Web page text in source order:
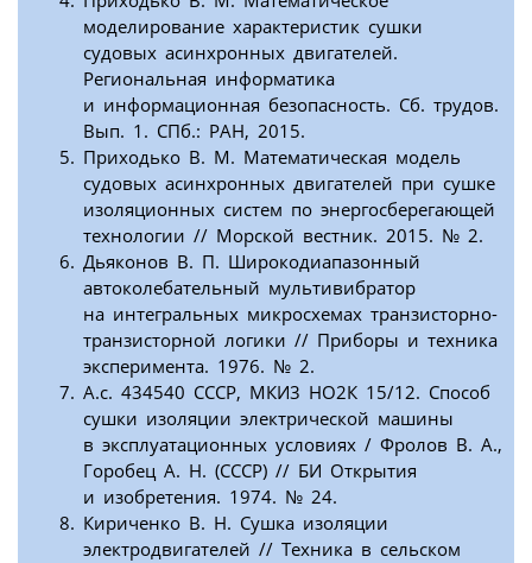
моделирование характеристик сушки
судовых асинхронных двигателей.
Региональная информатика
и информационная безопасность. Сб. трудов.
Вып. 1. СПб.: РАН, 2015.
Приходько В. М. Математическая модель
судовых асинхронных двигателей при сушке
изоляционных систем по энергосберегающей
технологии // Морской вестник. 2015. № 2.
Дьяконов В. П. Широкодиапазонный
автоколебательный мультивибратор
на интегральных микросхемах транзисторно-
транзисторной логики // Приборы и техника
эксперимента. 1976. № 2.
А.с. 434540 СССР, МКИ3 НО2К 15/12. Способ
сушки изоляции электрической машины
в эксплуатационных условиях / Фролов В. А.,
Горобец А. Н. (СССР) // БИ Открытия
и изобретения. 1974. № 24.
Кириченко В. Н. Сушка изоляции
электродвигателей // Техника в сельском